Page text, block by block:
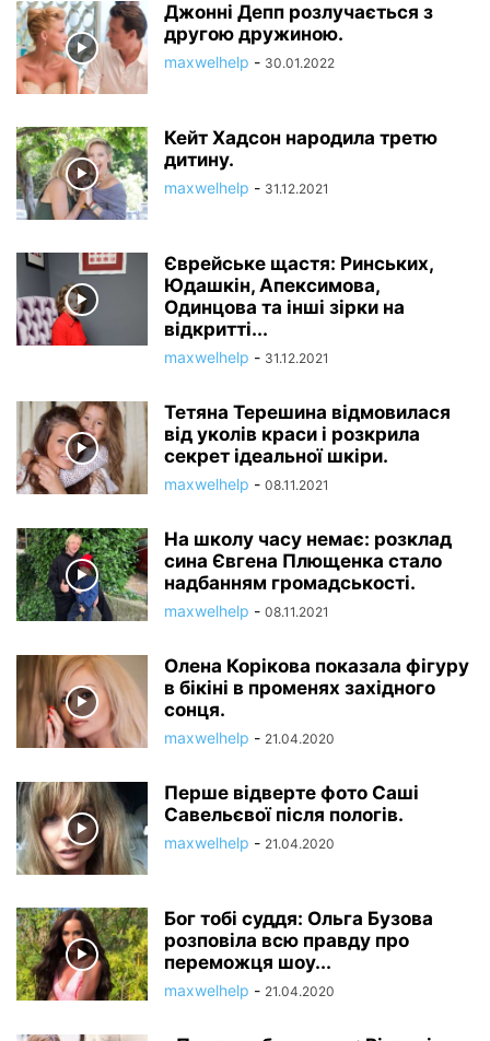
Джонні Депп розлучається з
другою дружиною.
maxwelhelp - 30.01.2022
Кейт Хадсон народила третю
дитину.
maxwelhelp - 31.12.2021
Єврейське щастя: Ринських,
Юдашкін, Апексимова,
Одинцова та інші зірки на
відкритті...
maxwelhelp - 31.12.2021
Тетяна Терешина відмовилася
від уколів краси і розкрила
секрет ідеальної шкіри.
maxwelhelp - 08.11.2021
На школу часу немає: розклад
сина Євгена Плющенка стало
надбанням громадськості.
maxwelhelp - 08.11.2021
Олена Корікова показала фігуру
в бікіні в променях західного
сонця.
maxwelhelp - 21.04.2020
Перше відверте фото Саші
Савельєвої після пологів.
maxwelhelp - 21.04.2020
Бог тобі суддя: Ольга Бузова
розповіла всю правду про
переможця шоу...
maxwelhelp - 21.04.2020